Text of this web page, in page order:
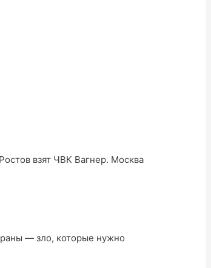
взят ЧВК Вагнер. Москва
— зло, которые нужно